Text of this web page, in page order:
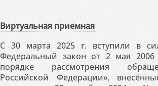
Виртуальная приемная
С 30 марта 2025 г. вступили в
Федеральный закон от 2 мая
порядке рассмотрения
Российской Федерации»,